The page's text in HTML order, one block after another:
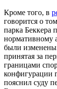
Кроме того, в
говорится о
парка Беккера
нормативному
были
принятая за
границами
конфигурации
пояснил суду